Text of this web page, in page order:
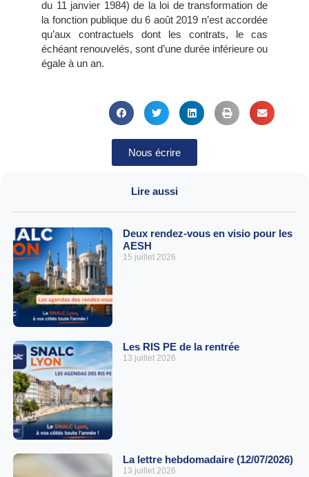
du 11 janvier 1984) de la loi de transformation de
la fonction publique du 6 août 2019 n’est accordée
qu’aux contractuels dont les contrats, le cas
échéant renouvelés, sont d’une durée inférieure ou
égale à un an.
Nous écrire
Lire aussi
Deux rendez-vous en visio pour les
AESH
15 juillet 2026
Les RIS PE de la rentrée
13 juillet 2026
La lettre hebdomadaire (12/07/2026)
13 juillet 2026